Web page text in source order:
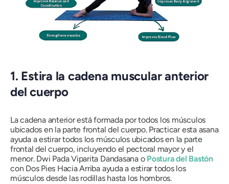
1. Estira la cadena muscular anterior
del cuerpo
La cadena anterior está formada por todos los músculos
ubicados en la parte frontal del cuerpo. Practicar esta asana
ayuda a estirar todos los músculos ubicados en la parte
frontal del cuerpo, incluyendo el pectoral mayor y el
menor. Dwi Pada Viparita Dandasanao Postura del Bastón
con Dos Pies Hacia Arriba ayuda a estirar todos los
músculos desde las rodillas hasta los hombros.